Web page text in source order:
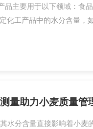
品主要用于以下领域：食
化工产品中的水分含量
量助力小麦质量管
水分含量直接影响着小